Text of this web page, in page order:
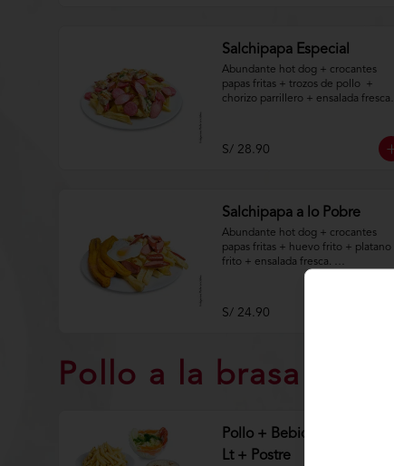
Salchipapa Especial
Abundante hot dog + crocantes
papas fritas + trozos de pollo  +
chorizo parrillero + ensalada fresca.
condiciones.https://www.lenaycarbo
n.com/TYCGenerales
S/ 28.90
Salchipapa a lo Pobre
Abundante hot dog + crocantes
papas fritas + huevo frito + platano
frito + ensalada fresca.
condiciones.https://www.lenaycarbo
n.com/TYCGenerales
S/ 24.90
Pollo a la brasa
Pollo + Bebida Natural 1.5
Lt + Postre